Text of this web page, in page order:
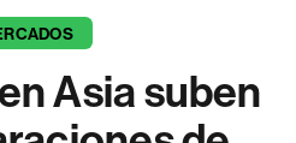
Asia suben